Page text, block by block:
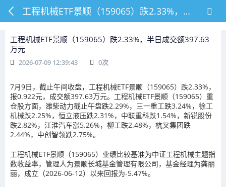
工程机械ETF景顺（159065）跌2.33%，半日成交额397.63万元
工程机械ETF景顺（159065）跌2.33%，半日成交额397.63
万元
2026-07-09 12:39:43 0次
7月9日，截止午间收盘，工程机械ETF景顺（159065）跌2.33%，
报0.922元，成交额397.63万元。工程机械ETF景顺（159065）重
仓股方面，潍柴动力截止午盘跌2.29%，三一重工跌3.24%，徐工
机械跌2.25%，恒立液压跌2.31%，中联重科跌1.54%，新锐股份
跌2.82%，江淮汽车涨5.26%，柳工跌2.48%，杭叉集团跌
2.44%，中创智领跌2.75%。
工程机械ETF景顺（159065）业绩比较基准为中证工程机械主题指
数收益率，管理人为景顺长城基金管理有限公司，基金经理为龚丽
丽，成立（2026-06-12）以来回报为-5.47%。